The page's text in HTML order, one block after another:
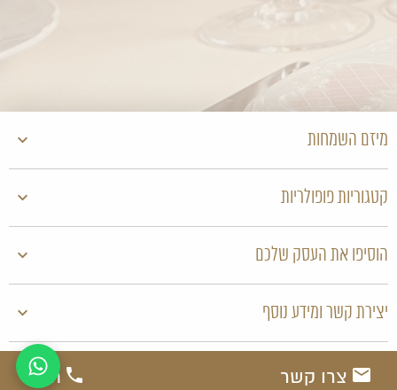
אני רוצה לפרגן לeti מכל הלב והנשמה. הזמנו אותה ביום לחוץ של
חתונה עם ים מטלות ולחץ היסטרי והיא במיומנות ובמקצועיות גרמה לנו
לאווירה של רוגע והאיפור פשוט מושלם !!! שאפו !
חייגו צרו קשר
מיזם השמחות
קטגוריות פופולריות
הוסיפו את העסק שלכם
יצירת קשר ומידע נוסף
by KrisTech